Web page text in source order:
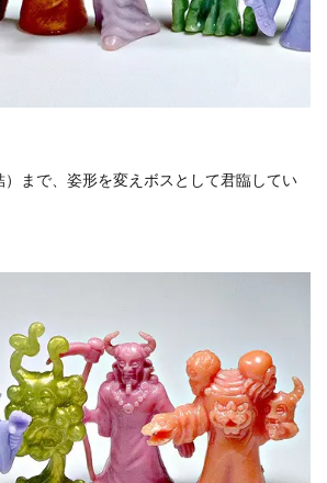
まで、姿形を変えボスとして君臨してい